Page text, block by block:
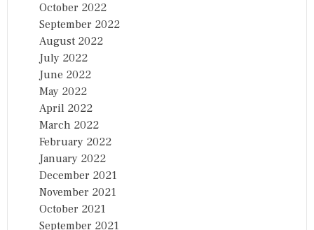
October 2022
September 2022
August 2022
July 2022
June 2022
May 2022
April 2022
March 2022
February 2022
January 2022
December 2021
November 2021
October 2021
September 2021